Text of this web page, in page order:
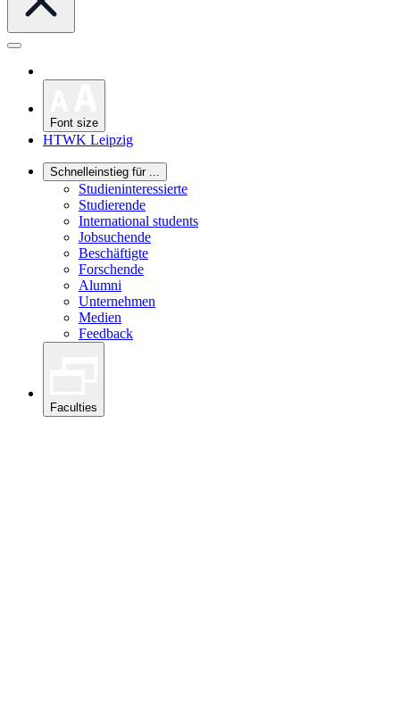
Font size
HTWK Leipzig
Schnelleinstieg für ...
Studieninteressierte
Studierende
International students
Jobsuchende
Beschäftigte
Forschende
Alumni
Unternehmen
Medien
Feedback
Faculties